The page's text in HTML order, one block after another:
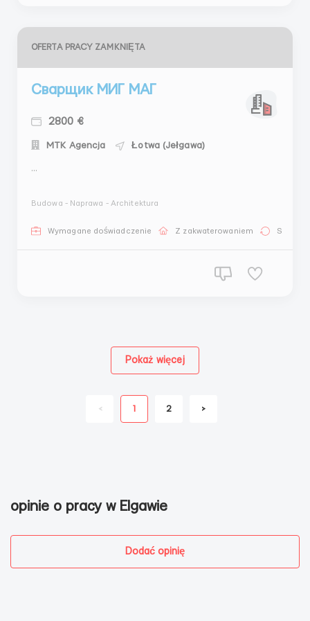
OFERTA PRACY ZAMKNIĘTA
Сварщик МИГ МАГ
2800 €
MTK Agencja Łotwa (Jełgawa)
...
Budowa - Naprawa - Architektura
Wymagane doświadczenie Z zakwaterowaniem Stała
< 1 2 >
Pokaż więcej
opinie o pracy w Elgawie
Dodać opinię